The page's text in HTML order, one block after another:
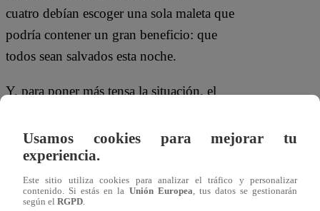
cuatro debían escoger una sola maleta que
podría contener un gran beneficio: que
todos sean salvados esta noche.
Y, para poner más tensa la situación, el
suerte fallara, el eliminado sería Nacho di
Marco. Esto puso más presión sobre los
concursantes, quienes le dieron la última
palabra al posible eliminado. Este optó
Usamos cookies para mejorar tu
experiencia.
Este sitio utiliza cookies para analizar el tráfico y personalizar
contenido. Si estás en la Unión Europea, tus datos se gestionarán
según el RGPD.